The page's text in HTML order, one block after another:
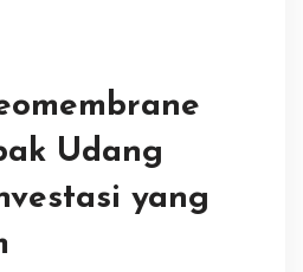
Udang
yang